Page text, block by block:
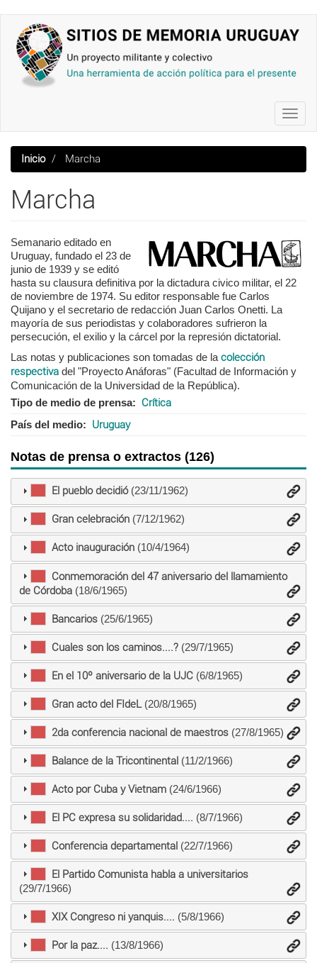
contenido
principal
Inicio Marcha
Marcha
Semanario editado en
Uruguay, fundado el 23 de
junio de 1939 y se editó
hasta su clausura definitiva por la dictadura civico militar, el 22
de noviembre de 1974. Su editor responsable fue Carlos
Quijano y el secretario de redacción Juan Carlos Onetti. La
mayoría de sus periodistas y colaboradores sufrieron la
persecución, el exilio y la cárcel por la represión dictatorial.
Las notas y publicaciones son tomadas de la colección
respectiva del "Proyecto Anáforas" (Facultad de Información y
Comunicación de la Universidad de la República).
Tipo de medio de prensa
Crítica
País del medio Uruguay
Notas de prensa o extractos (126)
El pueblo decidió(23/11/1962)
Gran celebración(7/12/1962)
Acto inauguración(10/4/1964)
Conmemoración del 47 aniversario del llamamiento
de Córdoba(18/6/1965)
Bancarios(25/6/1965)
Cuales son los caminos....?(29/7/1965)
En el 10º aniversario de la UJC(6/8/1965)
Gran acto del FIdeL(20/8/1965)
2da conferencia nacional de maestros(27/8/1965)
Balance de la Tricontinental(11/2/1966)
Acto por Cuba y Vietnam(24/6/1966)
El PC expresa su solidaridad.... (8/7/1966)
Conferencia departamental(22/7/1966)
El Partido Comunista habla a universitarios
(29/7/1966)
XIX Congreso ni yanquis.... (5/8/1966)
Por la paz.... (13/8/1966)